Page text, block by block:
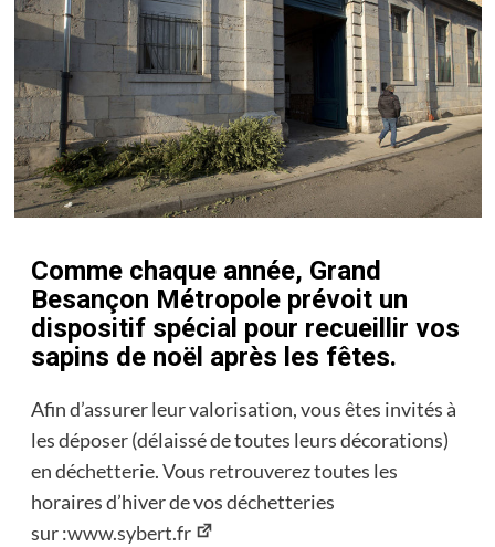
Comme chaque année, Grand
Besançon Métropole prévoit un
dispositif spécial pour recueillir vos
sapins de noël après les fêtes.
Afin d’assurer leur valorisation, vous êtes invités à
les déposer (délaissé de toutes leurs décorations)
en déchetterie. Vous retrouverez toutes les
horaires d’hiver de vos déchetteries
sur :www.sybert.fr